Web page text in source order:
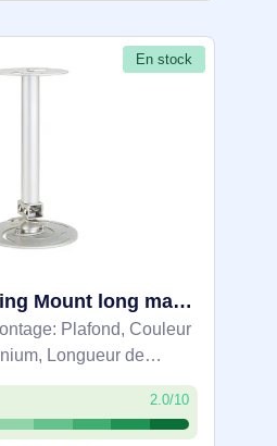
En stock
Universal Ceiling Mount long max 64 cm CM-02S - MC.JLC11.003
Plafond, Couleur
Longueur de
du tube (max): 64 cm.
du colis: 390 mm,
120 mm
2.0/10